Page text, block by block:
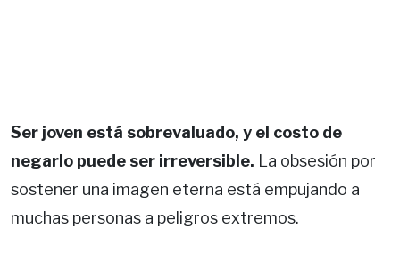
Ser joven está sobrevaluado, y el costo de
negarlo puede ser irreversible. La obsesión por
sostener una imagen eterna está empujando a
muchas personas a peligros extremos.